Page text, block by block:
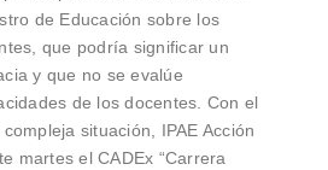
de Educación sobre los
que podría significar un
y que no se evalúe
de los docentes. Con el
situación, IPAE Acción
martes el CADEx “Carrera